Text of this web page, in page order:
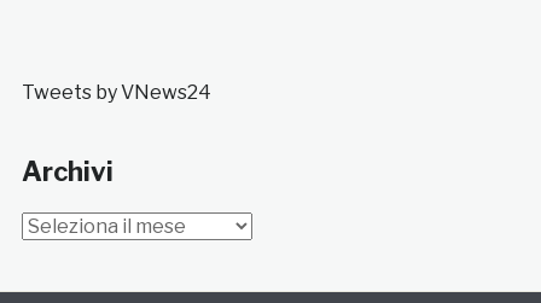
Tweets by VNews24
Archivi
Archivi